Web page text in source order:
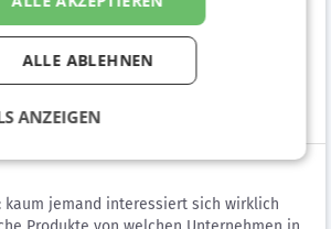
Leitbetriebe wie z.B. Manner,
Ingelheim oder Henkel stehen im
Die Initiatoren – also die Stadt
Wien, die
sowie die Wirtschaftsagentur Wien –
kaum jemand interessiert sich wirklich
ALLE ABLEHNEN
ANZEIGEN